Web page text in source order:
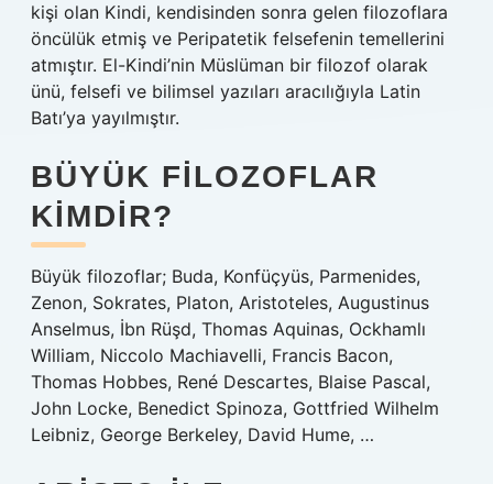
kişi olan Kindi, kendisinden sonra gelen filozoflara
öncülük etmiş ve Peripatetik felsefenin temellerini
atmıştır. El-Kindi’nin Müslüman bir filozof olarak
ünü, felsefi ve bilimsel yazıları aracılığıyla Latin
Batı’ya yayılmıştır.
BÜYÜK FILOZOFLAR
KIMDIR?
Büyük filozoflar; Buda, Konfüçyüs, Parmenides,
Zenon, Sokrates, Platon, Aristoteles, Augustinus
Anselmus, İbn Rüşd, Thomas Aquinas, Ockhamlı
William, Niccolo Machiavelli, Francis Bacon,
Thomas Hobbes, René Descartes, Blaise Pascal,
John Locke, Benedict Spinoza, Gottfried Wilhelm
Leibniz, George Berkeley, David Hume, …